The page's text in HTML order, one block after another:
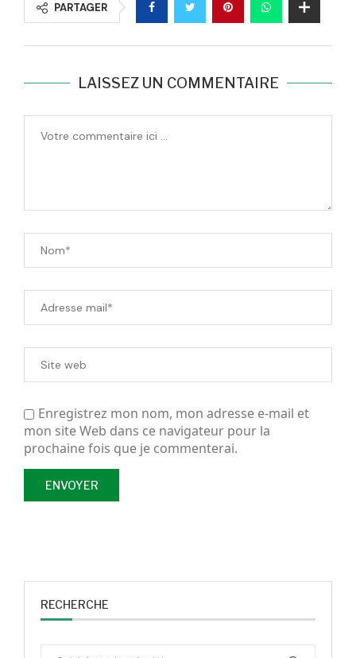
PARTAGER
LAISSEZ UN COMMENTAIRE
Enregistrez mon nom, mon adresse e-mail et
mon site Web dans ce navigateur pour la
prochaine fois que je commenterai.
RECHERCHE